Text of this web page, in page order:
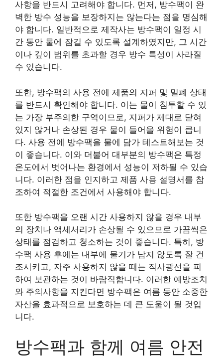
사항을 반드시 고려해야 합니다. 먼저, 방수팩이 완
벽한 방수 성능을 보장하지는 않는다는 점을 명심해
야 합니다. 일반적으로 제작사는 방수팩이 일정 시
간 동안 물에 잠길 수 있도록 설계하였지만, 그 시간
이나 깊이 범위를 초과할 경우 방수 특성이 사라질
수 있습니다.
또한, 방수팩의 사용 전에 제품의 지퍼 및 밀폐 상태
를 반드시 확인해야 합니다. 이는 물이 침투할 수 있
는 가장 부주의한 구역이므로, 지퍼가 제대로 닫혀
있지 않거나 손상된 경우 물이 들어올 위험이 큽니
다. 사용 전에 방수팩을 물에 담가 테스트해보는 것
이 좋습니다. 이와 더불어 대부분의 방수팩은 특정
온도에서 벗어나는 환경에서 성능이 저하될 수 있습
니다. 이러한 점을 인지하고 제품 사용 설명서를 참
조하여 적절한 조건에서 사용해야 합니다.
또한 방수팩을 오랜 시간 사용하지 않을 경우 내부
의 장치나 액세서리가 손상될 수 있으므로 가끔씩은
상태를 점검하고 청소하는 것이 좋습니다. 특히, 방
수팩 사용 후에는 내부에 물기가 남지 않도록 잘 건
조시키고, 자주 사용하지 않을 때는 직사광선을 피
하여 보관하는 것이 바람직합니다. 이러한 예방조치
와 주의사항을 지킨다면 방수팩은 여름 동안 소중한
자산을 효과적으로 보호하는 데 큰 도움이 될 것입
니다.
방수팩과 함께 여름 안전